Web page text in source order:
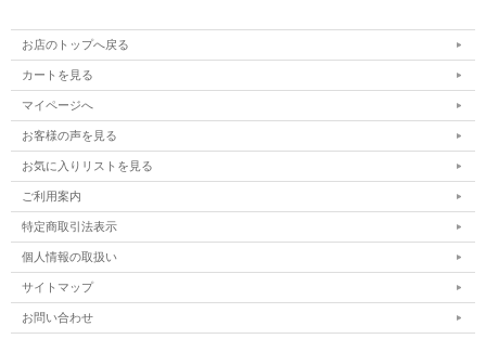
お店のトップへ戻る
カートを見る
マイページへ
お客様の声を見る
お気に入りリストを見る
ご利用案内
特定商取引法表示
個人情報の取扱い
サイトマップ
お問い合わせ